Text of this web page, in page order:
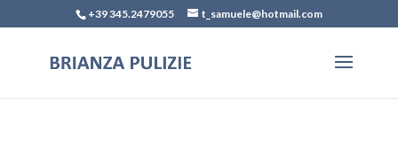
+39 345.2479055 t_samuele@hotmail.com